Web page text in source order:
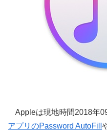
Appleは現地時間2018年09
アプリのPassword AutoFill